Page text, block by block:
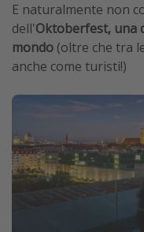
E naturalmente non
dell'Oktoberfest, una
mondo (oltre che tra
anche come turisti!)